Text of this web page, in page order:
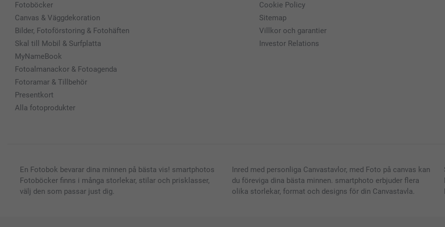
Fotoböcker
Canvas & Väggdekoration
Bilder, Fotoförstoring & Fotohäften
Skal till Mobil & Surfplatta
MyNameBook
Fotoalmanackor & Fotoagenda
Fotoramar & Tillbehör
Presentkort
Alla fotoprodukter
Cookie Policy
Sitemap
Villkor och garantier
Investor Relations
En Fotobok bevarar dina minnen på bästa vis! smartphotos
Fotoböcker finns i många storlekar, stilar och prisklasser,
välj den som passar just dig.
Inred med personliga Canvastavlor, med Foto på canvas kan
du föreviga dina bästa minnen. smartphoto erbjuder flera
olika storlekar, format och designs för din Canvastavla.